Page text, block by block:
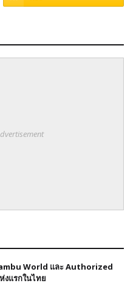
World และ Authorized
แรกในไทย